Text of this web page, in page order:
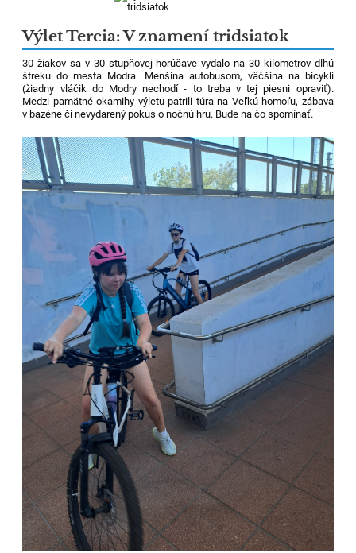
Výlet Tercia: V znamení tridsiatok
30 žiakov sa v 30 stupňovej horúčave vydalo na 30 kilometrov dlhú
štreku do mesta Modra. Menšina autobusom, väčšina na bicykli
(žiadny vláčik do Modry nechodí - to treba v tej piesni opraviť).
Medzi pamätné okamihy výletu patrili túra na Veľkú homoľu, zábava
v bazéne či nevydarený pokus o nočnú hru. Bude na čo spomínať.